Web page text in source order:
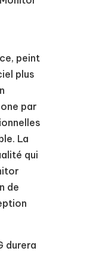
peint
plus
par
La
qui
de
durera